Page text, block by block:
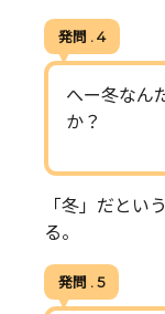
発問 . 4
へー冬なん
か？
「冬」だとい
る。
発問 . 5